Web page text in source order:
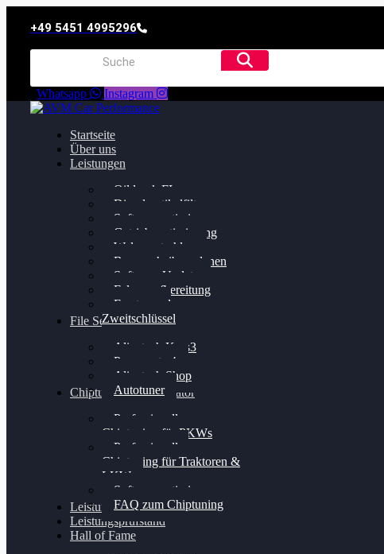
+49 5451 4995296
Whatsapp Instagram
Startseite
Über uns
Leistungen
Oildruck FIx
Dieselpartikelfilter
Softwareoptimierung
Getriebeoptimierung
Walnussstrahlen
Bremsscheiben planen
Software Update
Felgenaufbereitung
Ersatz- und
Zweitschlüssel
File Service
Alientech Kess3
Powergate 4
Alientech Shop
Autotuner
Chiptuning Konfigurator
Professionelles
Chiptuning für PKWs
Professionelles
Chiptuning für Traktoren &
LKW
Softwareoptimierung
FAQ zum Chiptuning
Leistungsmessung
Leistungsprüfstand
Hall of Fame